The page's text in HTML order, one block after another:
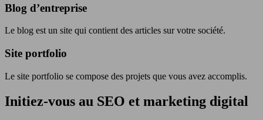
Blog d’entreprise
Le blog est un site qui contient des articles sur votre société.
Site portfolio
Le site portfolio se compose des projets que vous avez accomplis.
Initiez-vous au SEO et marketing digital